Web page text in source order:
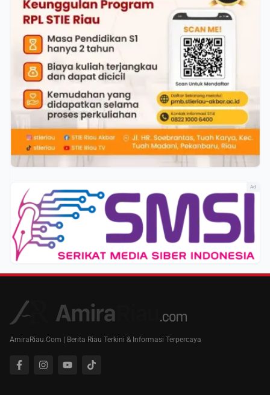
Ad
AmiraRiau.Com | Berita Riau Terkini & Informasi Terpercaya